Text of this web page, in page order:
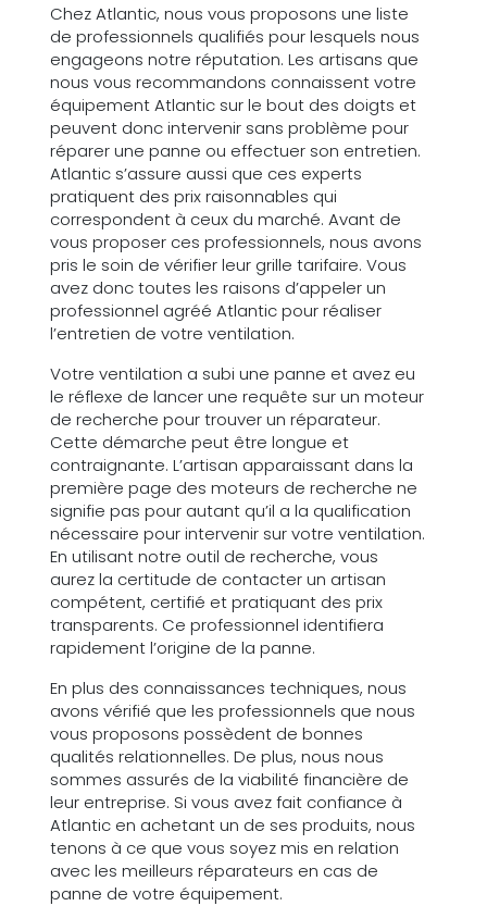
Chez Atlantic, nous vous proposons une liste
de professionnels qualifiés pour lesquels nous
engageons notre réputation. Les artisans que
nous vous recommandons connaissent votre
équipement Atlantic sur le bout des doigts et
peuvent donc intervenir sans problème pour
réparer une panne ou effectuer son entretien.
Atlantic s’assure aussi que ces experts
pratiquent des prix raisonnables qui
correspondent à ceux du marché. Avant de
vous proposer ces professionnels, nous avons
pris le soin de vérifier leur grille tarifaire. Vous
avez donc toutes les raisons d’appeler un
professionnel agréé Atlantic pour réaliser
l’entretien de votre ventilation.
Votre ventilation a subi une panne et avez eu
le réflexe de lancer une requête sur un moteur
de recherche pour trouver un réparateur.
Cette démarche peut être longue et
contraignante. L’artisan apparaissant dans la
première page des moteurs de recherche ne
signifie pas pour autant qu’il a la qualification
nécessaire pour intervenir sur votre ventilation.
En utilisant notre outil de recherche, vous
aurez la certitude de contacter un artisan
compétent, certifié et pratiquant des prix
transparents. Ce professionnel identifiera
rapidement l’origine de la panne.
En plus des connaissances techniques, nous
avons vérifié que les professionnels que nous
vous proposons possèdent de bonnes
qualités relationnelles. De plus, nous nous
sommes assurés de la viabilité financière de
leur entreprise. Si vous avez fait confiance à
Atlantic en achetant un de ses produits, nous
tenons à ce que vous soyez mis en relation
avec les meilleurs réparateurs en cas de
panne de votre équipement.